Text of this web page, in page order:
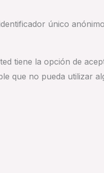
único
tiene la opción de
que no pueda utilizar